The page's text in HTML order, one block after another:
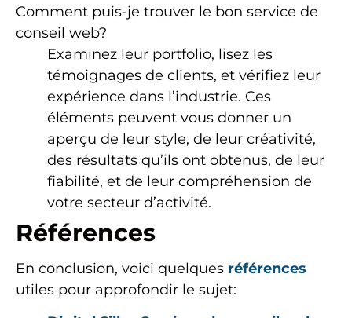
Comment puis-je trouver le bon service de
conseil web?
Examinez leur portfolio, lisez les
témoignages de clients, et vérifiez leur
expérience dans l’industrie. Ces
éléments peuvent vous donner un
aperçu de leur style, de leur créativité,
des résultats qu’ils ont obtenus, de leur
fiabilité, et de leur compréhension de
votre secteur d’activité.
Références
En conclusion, voici quelques références
utiles pour approfondir le sujet: